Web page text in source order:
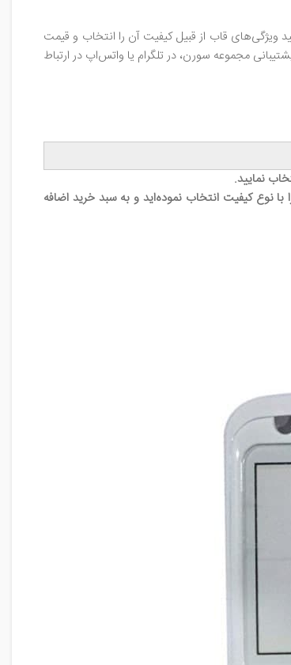
قاب از قبیل کیفیت آن را انتخاب و قیمت
مجموعه سورن، در تلگرام یا واتس‌اپ در ارتباط
نمایید.
نوع کیفیت انتخاب نموده‌اید و به سبد خرید اضافه